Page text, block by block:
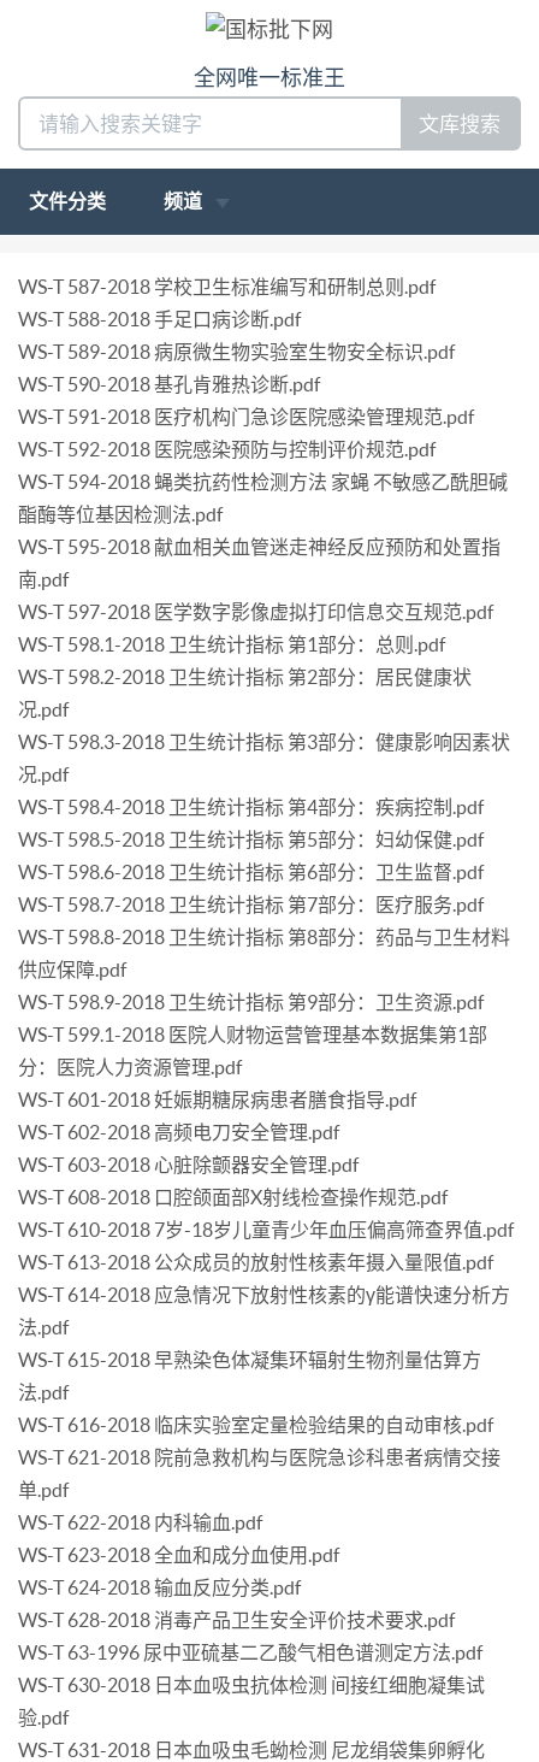
全网唯一标准王
文库搜索
文件分类 频道
WS-T 587-2018 学校卫生标准编写和研制总则.pdf
WS-T 588-2018 手足口病诊断.pdf
WS-T 589-2018 病原微生物实验室生物安全标识.pdf
WS-T 590-2018 基孔肯雅热诊断.pdf
WS-T 591-2018 医疗机构门急诊医院感染管理规范.pdf
WS-T 592-2018 医院感染预防与控制评价规范.pdf
WS-T 594-2018 蝇类抗药性检测方法 家蝇 不敏感乙酰胆碱
酯酶等位基因检测法.pdf
WS-T 595-2018 献血相关血管迷走神经反应预防和处置指
南.pdf
WS-T 597-2018 医学数字影像虚拟打印信息交互规范.pdf
WS-T 598.1-2018 卫生统计指标 第1部分：总则.pdf
WS-T 598.2-2018 卫生统计指标 第2部分：居民健康状
况.pdf
WS-T 598.3-2018 卫生统计指标 第3部分：健康影响因素状
况.pdf
WS-T 598.4-2018 卫生统计指标 第4部分：疾病控制.pdf
WS-T 598.5-2018 卫生统计指标 第5部分：妇幼保健.pdf
WS-T 598.6-2018 卫生统计指标 第6部分：卫生监督.pdf
WS-T 598.7-2018 卫生统计指标 第7部分：医疗服务.pdf
WS-T 598.8-2018 卫生统计指标 第8部分：药品与卫生材料
供应保障.pdf
WS-T 598.9-2018 卫生统计指标 第9部分：卫生资源.pdf
WS-T 599.1-2018 医院人财物运营管理基本数据集第1部
分：医院人力资源管理.pdf
WS-T 601-2018 妊娠期糖尿病患者膳食指导.pdf
WS-T 602-2018 高频电刀安全管理.pdf
WS-T 603-2018 心脏除颤器安全管理.pdf
WS-T 608-2018 口腔颌面部X射线检查操作规范.pdf
WS-T 610-2018 7岁-18岁儿童青少年血压偏高筛查界值.pdf
WS-T 613-2018 公众成员的放射性核素年摄入量限值.pdf
WS-T 614-2018 应急情况下放射性核素的γ能谱快速分析方
法.pdf
WS-T 615-2018 早熟染色体凝集环辐射生物剂量估算方
法.pdf
WS-T 616-2018 临床实验室定量检验结果的自动审核.pdf
WS-T 621-2018 院前急救机构与医院急诊科患者病情交接
单.pdf
WS-T 622-2018 内科输血.pdf
WS-T 623-2018 全血和成分血使用.pdf
WS-T 624-2018 输血反应分类.pdf
WS-T 628-2018 消毒产品卫生安全评价技术要求.pdf
WS-T 63-1996 尿中亚硫基二乙酸气相色谱测定方法.pdf
WS-T 630-2018 日本血吸虫抗体检测 间接红细胞凝集试
验.pdf
WS-T 631-2018 日本血吸虫毛蚴检测 尼龙绢袋集卵孵化